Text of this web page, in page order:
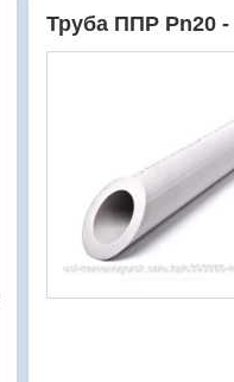
Труба ППР Pn20